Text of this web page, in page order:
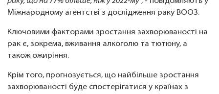
Міжнародному агентстві з дослідження раку ВООЗ.
Ключовими факторами зростання захворюваності на
рак є, зокрема, вживання алкоголю та тютюну, а
також ожиріння.
Крім того, прогнозується, що найбільше зростання
захворюваності буде спостерігатися у країнах з